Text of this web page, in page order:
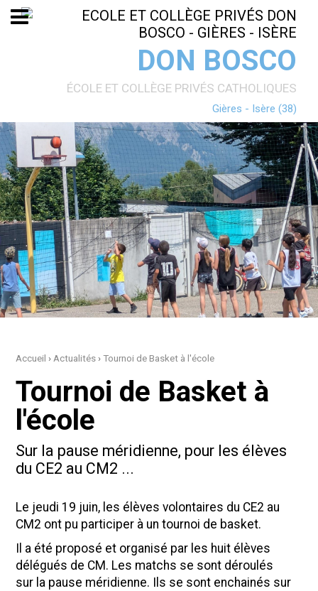
DON BOSCO
ÉCOLE ET COLLÈGE PRIVÉS CATHOLIQUES
Gières - Isère (38)
Accueil › Actualités ›Tournoi de Basket à l'école
Tournoi de Basket à
l'école
Sur la pause méridienne, pour les élèves
du CE2 au CM2 ...
Le jeudi 19 juin, les élèves volontaires du CE2 au
CM2 ont pu participer à un tournoi de basket.
Il a été proposé et organisé par les huit élèves
délégués de CM. Les matchs se sont déroulés
sur la pause méridienne. Ils se sont enchainés sur